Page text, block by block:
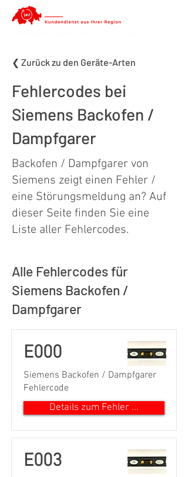
❮ Zurück zu den Geräte-Arten
Fehlercodes bei
Siemens Backofen /
Dampfgarer
Backofen / Dampfgarer von
Siemens zeigt einen Fehler /
eine Störungsmeldung an? Auf
dieser Seite finden Sie eine
Liste aller Fehlercodes.
Alle Fehlercodes für
Siemens Backofen /
Dampfgarer
E000
Siemens Backofen / Dampfgarer
Fehlercode
Details zum Fehler ...
E003